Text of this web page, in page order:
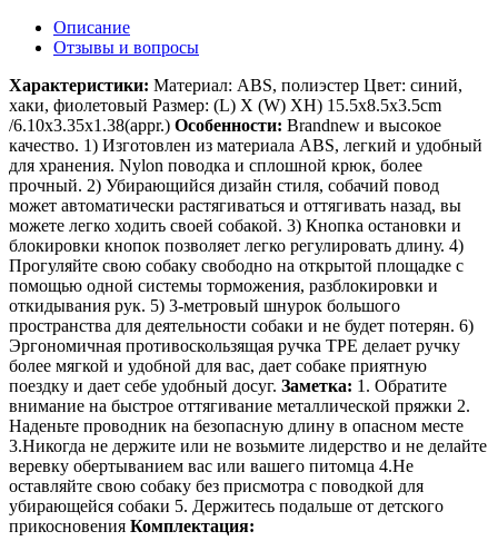
Описание
Отзывы и вопросы
Характеристики: Материал: ABS, полиэстер Цвет: синий,
хаки, фиолетовый Размер: (L) X (W) XH) 15.5x8.5x3.5cm
/6.10x3.35x1.38(appr.) Особенности: Brandnew и высокое
качество. 1) Изготовлен из материала ABS, легкий и удобный
для хранения. Nylon поводка и сплошной крюк, более
прочный. 2) Убирающийся дизайн стиля, собачий повод
может автоматически растягиваться и оттягивать назад, вы
можете легко ходить своей собакой. 3) Кнопка остановки и
блокировки кнопок позволяет легко регулировать длину. 4)
Прогуляйте свою собаку свободно на открытой площадке с
помощью одной системы торможения, разблокировки и
откидывания рук. 5) 3-метровый шнурок большого
пространства для деятельности собаки и не будет потерян. 6)
Эргономичная противоскользящая ручка TPE делает ручку
более мягкой и удобной для вас, дает собаке приятную
поездку и дает себе удобный досуг. Заметка: 1. Обратите
внимание на быстрое оттягивание металлической пряжки 2.
Наденьте проводник на безопасную длину в опасном месте
3.Никогда не держите или не возьмите лидерство и не делайте
веревку обертыванием вас или вашего питомца 4.Не
оставляйте свою собаку без присмотра с поводкой для
убирающейся собаки 5. Держитесь подальше от детского
прикосновения Комплектация: